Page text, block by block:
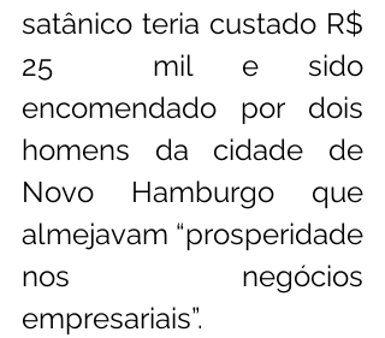
satânico teria custado R$
25  mil e sido
encomendado por dois
homens da cidade de
Novo Hamburgo que
almejavam “prosperidade
nos negócios
empresariais”.